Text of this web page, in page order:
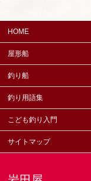
HOME
屋形船
釣り船
釣り用語集
こども釣り入門
サイトマップ